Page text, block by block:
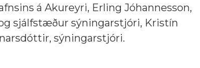
á Akureyri, Erling Jóhannesson,
sjálfstæður sýningarstjóri, Kristín
sýningarstjóri.